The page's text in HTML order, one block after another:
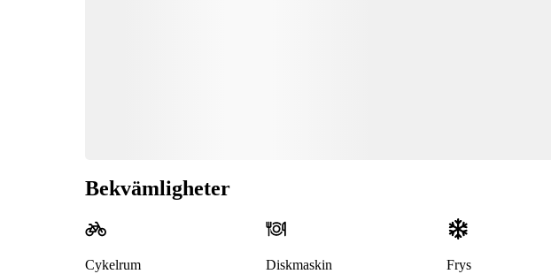
Bekvämligheter
Cykelrum Diskmaskin Frys